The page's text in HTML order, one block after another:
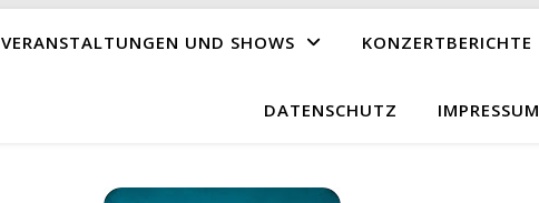
VERANSTALTUNGEN UND SHOWS KONZERTBERICHTE
DATENSCHUTZ IMPRESSUM